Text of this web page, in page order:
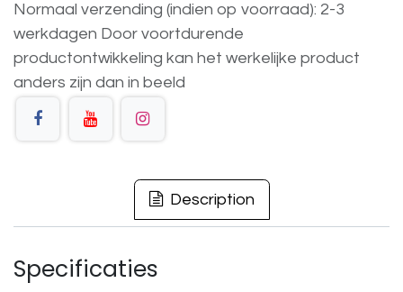
Normaal verzending (indien op voorraad): 2-3
werkdagen Door voortdurende
productontwikkeling kan het werkelijke product
anders zijn dan in beeld
Description
Specificaties